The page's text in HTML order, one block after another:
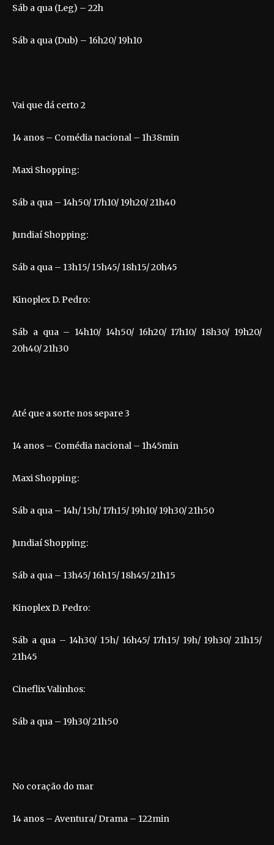
Sáb a qua (Leg) – 22h
Sáb a qua (Dub) – 16h20/ 19h10
Vai que dá certo 2
14 anos – Comédia nacional – 1h38min
Maxi Shopping:
Sáb a qua – 14h50/ 17h10/ 19h20/ 21h40
Jundiaí Shopping:
Sáb a qua – 13h15/ 15h45/ 18h15/ 20h45
Kinoplex D. Pedro:
Sáb a qua – 14h10/ 14h50/ 16h20/ 17h10/ 18h30/ 19h20/
20h40/ 21h30
Até que a sorte nos separe 3
14 anos – Comédia nacional – 1h45min
Maxi Shopping:
Sáb a qua – 14h/ 15h/ 17h15/ 19h10/ 19h30/ 21h50
Jundiaí Shopping:
Sáb a qua – 13h45/ 16h15/ 18h45/ 21h15
Kinoplex D. Pedro:
Sáb a qua – 14h30/ 15h/ 16h45/ 17h15/ 19h/ 19h30/ 21h15/
21h45
Cineflix Valinhos:
Sáb a qua – 19h30/ 21h50
No coração do mar
14 anos – Aventura/ Drama – 122min